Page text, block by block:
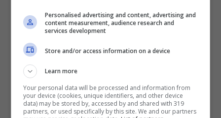
Operazione sorpasso per l’Interche può
approfittare di un sabato che sorride ai
nerazzurri, viste le sconfitte del Milan
(capolista) e della Juve (che inseguiva).
società però ora non ha più intenzione di
aspettare Conte che si gioca una fetta
Personalised advertising and content, advertising and
content measurement, audience research and
services development
Store and/or access information on a device
Learn more
Your personal data will be processed and information from
your device (cookies, unique identifiers, and other device
data) may be stored by, accessed by and shared with 319
partners, or used specifically by this site. We and our partners